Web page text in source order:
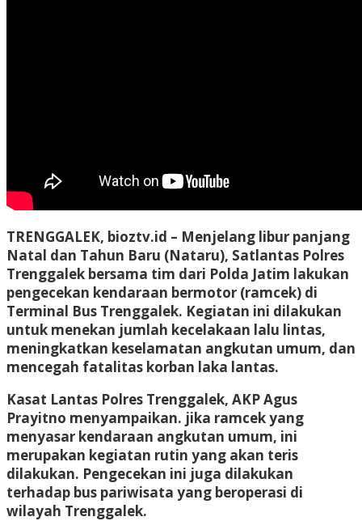
TRENGGALEK, bioztv.id – Menjelang libur panjang
Natal dan Tahun Baru (Nataru), Satlantas Polres
Trenggalek bersama tim dari Polda Jatim lakukan
pengecekan kendaraan bermotor (ramcek) di
Terminal Bus Trenggalek. Kegiatan ini dilakukan
untuk menekan jumlah kecelakaan lalu lintas,
meningkatkan keselamatan angkutan umum, dan
mencegah fatalitas korban laka lantas.
Kasat Lantas Polres Trenggalek, AKP Agus
Prayitno menyampaikan. jika ramcek yang
menyasar kendaraan angkutan umum, ini
merupakan kegiatan rutin yang akan teris
dilakukan. Pengecekan ini juga dilakukan
terhadap bus pariwisata yang beroperasi di
wilayah Trenggalek.